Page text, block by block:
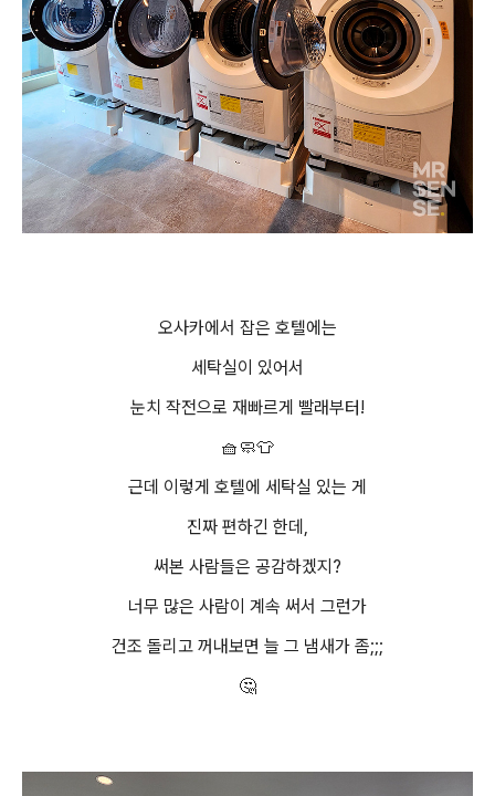
오사카에서 잡은 호텔에는
세탁실이 있어서
눈치 작전으로 재빠르게 빨래부터!
🧺🧼👕
근데 이렇게 호텔에 세탁실 있는 게
진짜 편하긴 한데,
써본 사람들은 공감하겠지?
너무 많은 사람이 계속 써서 그런가
건조 돌리고 꺼내보면 늘 그 냄새가 좀;;;
🤔